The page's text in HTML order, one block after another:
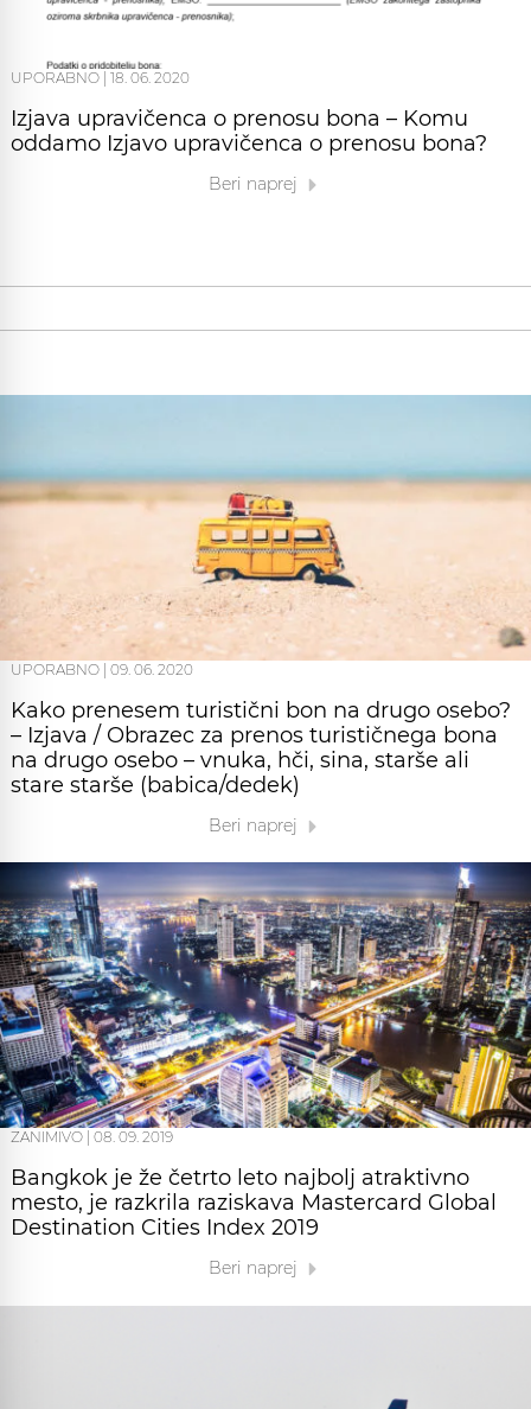
UPORABNO 18. 06. 2020
Izjava upravičenca o prenosu bona – Komu
oddamo Izjavo upravičenca o prenosu bona?
Beri naprej
UPORABNO | 09. 06. 2020
Kako prenesem turistični bon na drugo osebo?
– Izjava / Obrazec za prenos turističnega bona
na drugo osebo – vnuka, hči, sina, starše ali
stare starše (babica/dedek)
Beri naprej
ZANIMIVO 08. 09. 2019
Bangkok je že četrto leto najbolj atraktivno
mesto, je razkrila raziskava Mastercard Global
Destination Cities Index 2019
Beri naprej